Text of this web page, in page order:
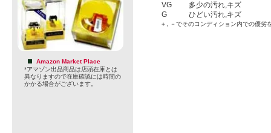
Amazon Market Place
*アマゾン出品商品は店頭在庫とは
異なりますので在庫確認には時間の
かかる場合がございます。
VG
多少の汚れ,キズ
G
ひどい汚れ,キズ
＋, －でそのコンディション内での優劣